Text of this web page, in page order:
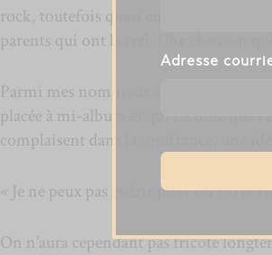
rock, toutefois quasi enfantine, à la
parents qui ont la
Parmi mes nombreux coups de cœur,
placée à mi-album et qui raconte que
complaisent dans la souffrance, une
« Je ne peux pas guérir pour toi / Il te
On n’aura cependant pas fricoté
Adresse